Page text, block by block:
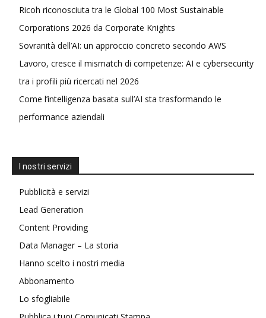
Ricoh riconosciuta tra le Global 100 Most Sustainable
Corporations 2026 da Corporate Knights
Sovranità dell’AI: un approccio concreto secondo AWS
Lavoro, cresce il mismatch di competenze: AI e cybersecurity
tra i profili più ricercati nel 2026
Come l’intelligenza basata sull’AI sta trasformando le
performance aziendali
I nostri servizi
Pubblicità e servizi
Lead Generation
Content Providing
Data Manager – La storia
Hanno scelto i nostri media
Abbonamento
Lo sfogliabile